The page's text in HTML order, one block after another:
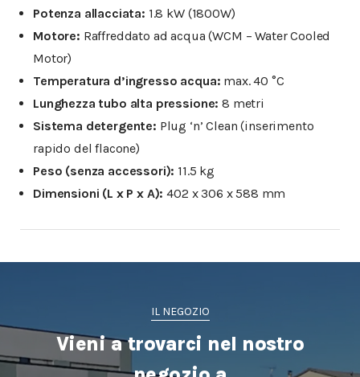
Potenza allacciata: 1.8 kW (1800W)
Motore: Raffreddato ad acqua (WCM – Water Cooled
Motor)
Temperatura d’ingresso acqua: max. 40 °C
Lunghezza tubo alta pressione: 8 metri
Sistema detergente: Plug ‘n’ Clean (inserimento
rapido del flacone)
Peso (senza accessori): 11.5 kg
Dimensioni (L x P x A): 402 x 306 x 588 mm
IL NEGOZIO
Vieni a trovarci nel nostro